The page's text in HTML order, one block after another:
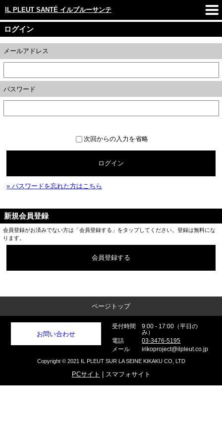
IL PLEUT SANTÉ イルプルーサンテ
ログイン
メールアドレス
パスワード
次回からの入力を省略
ログイン
» パスワードを忘れた方はこちら
新規会員登録
会員登録がお済みでない方は「会員登録する」をタップしてください。登録は無料にな
ります。
会員登録する
ページトップ
お問い合わせ
受付時間
9:00 - 17:00（平日の
み）
電話
03-3476-5195
メール
irikoproject@ilpleut.co.jp
Copyright © 2021 IL PLEUT SUR LA SEINE KIKAKU CO, LTD
PCサイト | スマフォサイト